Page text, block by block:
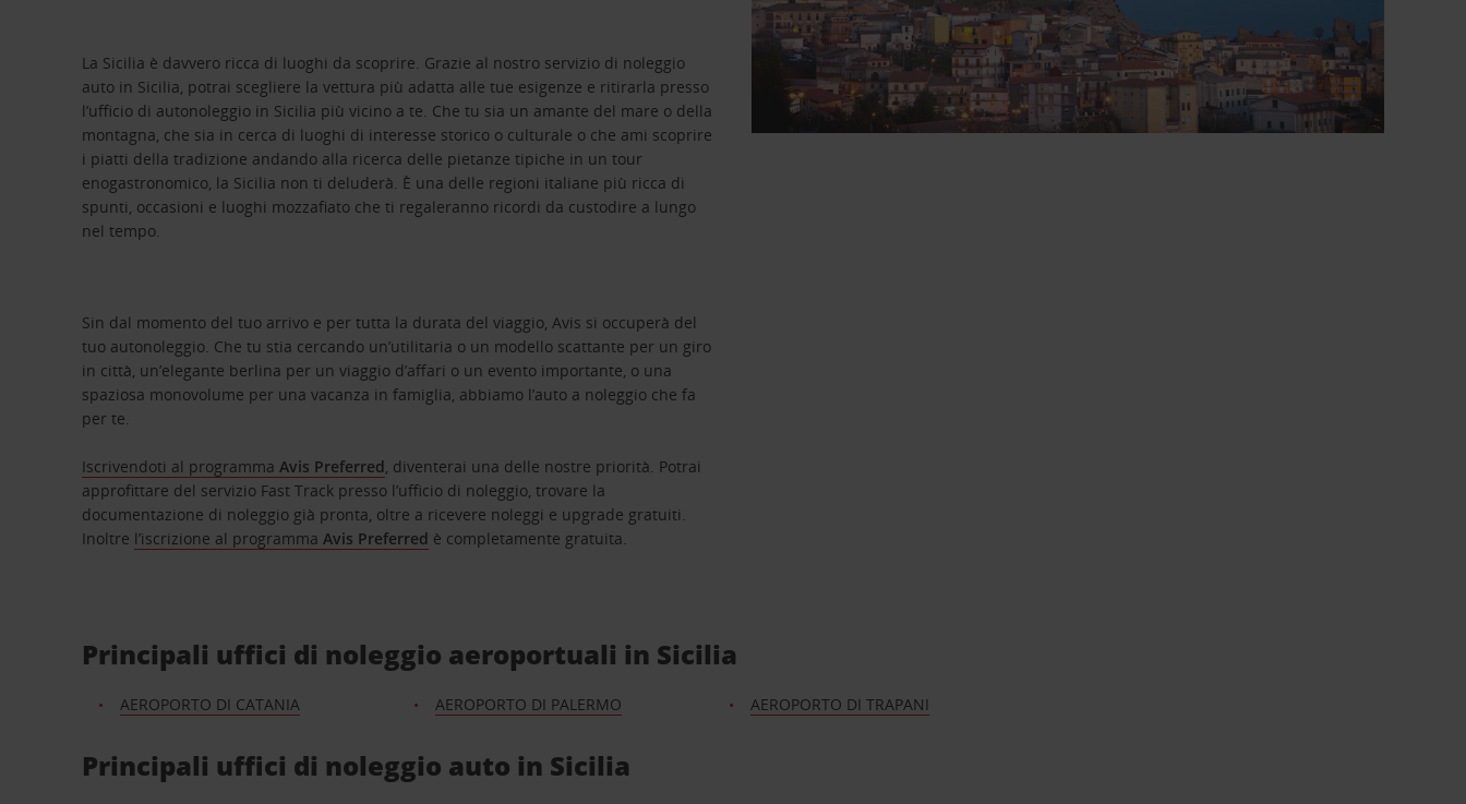
La Sicilia è davvero ricca di luoghi da scoprire. Grazie al nostro servizio di noleggio
auto in Sicilia, potrai scegliere la vettura più adatta alle tue esigenze e ritirarla presso
l’ufficio di autonoleggio in Sicilia più vicino a te. Che tu sia un amante del mare o della
montagna, che sia in cerca di luoghi di interesse storico o culturale o che ami scoprire
i piatti della tradizione andando alla ricerca delle pietanze tipiche in un tour
enogastronomico, la Sicilia non ti deluderà. È una delle regioni italiane più ricca di
spunti, occasioni e luoghi mozzafiato che ti regaleranno ricordi da custodire a lungo
nel tempo.
Sin dal momento del tuo arrivo e per tutta la durata del viaggio, Avis si occuperà del
tuo autonoleggio. Che tu stia cercando un’utilitaria o un modello scattante per un giro
in città, un’elegante berlina per un viaggio d’affari o un evento importante, o una
spaziosa monovolume per una vacanza in famiglia, abbiamo l’auto a noleggio che fa
per te.
Iscrivendoti al programmaAvis Preferred, diventerai una delle nostre priorità. Potrai
approfittare del servizio Fast Track presso l’ufficio di noleggio, trovare la
documentazione di noleggio già pronta, oltre a ricevere noleggi e upgrade gratuiti.
Inoltre l’iscrizione al programmaAvis Preferred è completamente gratuita.
Principali uffici di noleggio aeroportuali in Sicilia
AEROPORTO DI CATANIA AEROPORTO DI PALERMO AEROPORTO DI TRAPANI
Principali uffici di noleggio auto in Sicilia